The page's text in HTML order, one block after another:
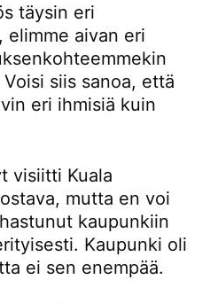
täysin eri
elimme aivan eri
siis sanoa, että
eri ihmisiä kuin
visiitti Kuala
mutta en voi
kaupunkiin
Kaupunki oli
ei sen enempää.